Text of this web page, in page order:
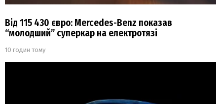
Від 115 430 євро: Mercedes-Benz показав
“молодший” суперкар на електротязі
10 годин тому